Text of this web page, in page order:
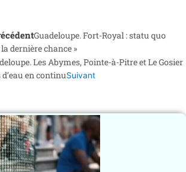
Guadeloupe. Fort-Royal : statu quo
dernière chance »
Les Abymes, Pointe-à-Pitre et Le Gosier
en continuSuivant